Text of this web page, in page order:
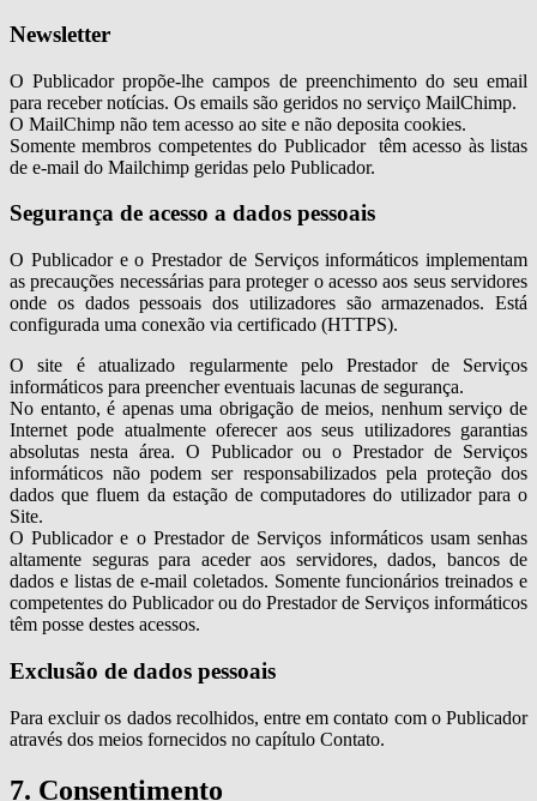
Newsletter
O Publicador propõe-lhe campos de preenchimento do seu email
para receber notícias. Os emails são geridos no serviço MailChimp.
O MailChimp não tem acesso ao site e não deposita cookies.
Somente membros competentes do Publicador têm acesso às listas
de e-mail do Mailchimp geridas pelo Publicador.
Segurança de acesso a dados pessoais
O Publicador e o Prestador de Serviços informáticos implementam
as precauções necessárias para proteger o acesso aos seus servidores
onde os dados pessoais dos utilizadores são armazenados. Está
configurada uma conexão via certificado (HTTPS).
O site é atualizado regularmente pelo Prestador de Serviços
informáticos para preencher eventuais lacunas de segurança.
No entanto, é apenas uma obrigação de meios, nenhum serviço de
Internet pode atualmente oferecer aos seus utilizadores garantias
absolutas nesta área. O Publicador ou o Prestador de Serviços
informáticos não podem ser responsabilizados pela proteção dos
dados que fluem da estação de computadores do utilizador para o
Site.
O Publicador e o Prestador de Serviços informáticos usam senhas
altamente seguras para aceder aos servidores, dados, bancos de
dados e listas de e-mail coletados. Somente funcionários treinados e
competentes do Publicador ou do Prestador de Serviços informáticos
têm posse destes acessos.
Exclusão de dados pessoais
Para excluir os dados recolhidos, entre em contato com o Publicador
através dos meios fornecidos no capítulo Contato.
7. Consentimento